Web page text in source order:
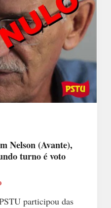
Nelson (Avante),
turno é voto
participou das